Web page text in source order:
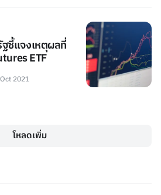
ชี้แจงเหตุผลที่
ETF
2021
โหลดเพิ่ม